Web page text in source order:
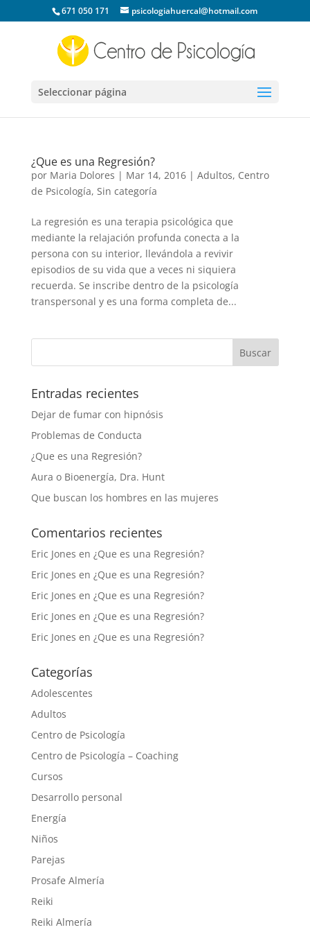
671 050 171 psicologiahuercal@hotmail.com
Seleccionar página
¿Que es una Regresión?
por Maria Dolores | Mar 14, 2016| Adultos, Centro
de Psicología, Sin categoría
La regresión es una terapia psicológica que
mediante la relajación profunda conecta a la
persona con su interior, llevándola a revivir
episodios de su vida que a veces ni siquiera
recuerda. Se inscribe dentro de la psicología
transpersonal y es una forma completa de...
Entradas recientes
Dejar de fumar con hipnósis
Problemas de Conducta
¿Que es una Regresión?
Aura o Bioenergía, Dra. Hunt
Que buscan los hombres en las mujeres
Comentarios recientes
Eric Jones en ¿Que es una Regresión?
Eric Jones en ¿Que es una Regresión?
Eric Jones en ¿Que es una Regresión?
Eric Jones en ¿Que es una Regresión?
Eric Jones en ¿Que es una Regresión?
Categorías
Adolescentes
Adultos
Centro de Psicología
Centro de Psicología – Coaching
Cursos
Desarrollo personal
Energía
Niños
Parejas
Prosafe Almería
Reiki
Reiki Almería